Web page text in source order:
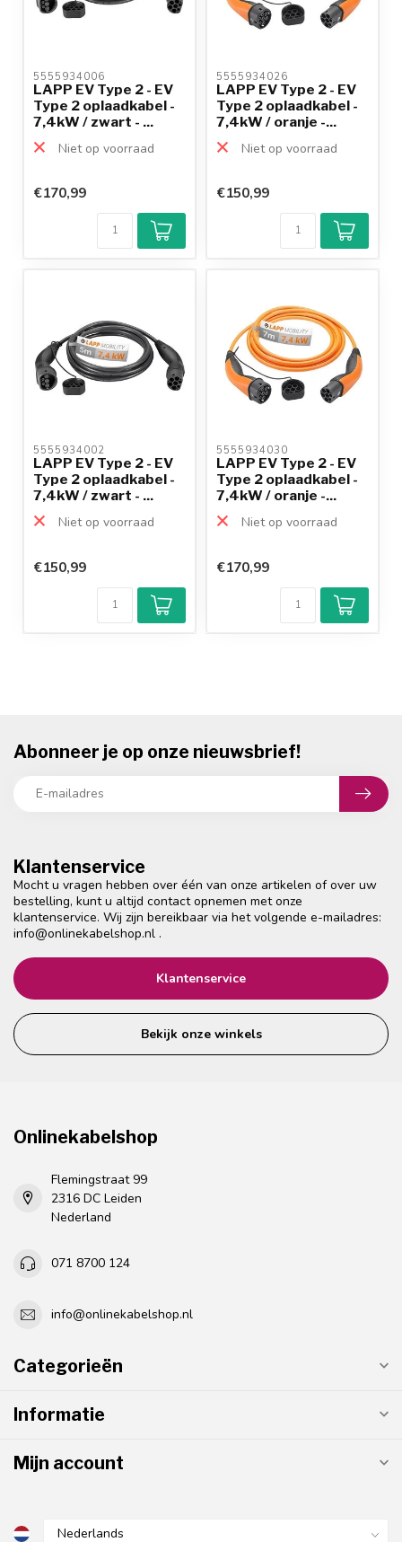
5555934006
LAPP EV Type 2 - EV
Type 2 oplaadkabel -
7,4kW / zwart - ...
Niet op voorraad
€170,99
5555934026
LAPP EV Type 2 - EV
Type 2 oplaadkabel -
7,4kW / oranje -...
Niet op voorraad
€150,99
5555934002
LAPP EV Type 2 - EV
Type 2 oplaadkabel -
7,4kW / zwart - ...
Niet op voorraad
€150,99
5555934030
LAPP EV Type 2 - EV
Type 2 oplaadkabel -
7,4kW / oranje -...
Niet op voorraad
€170,99
Klantenservice
Mocht u vragen hebben over één van onze artikelen of over uw
bestelling, kunt u altijd contact opnemen met onze
klantenservice. Wij zijn bereikbaar via het volgende e-mailadres:
info@onlinekabelshop.nl .
Klantenservice
Bekijk onze winkels
Abonneer je op onze nieuwsbrief!
Onlinekabelshop
Flemingstraat 99
2316 DC Leiden
Nederland
071 8700 124
info@onlinekabelshop.nl
Categorieën
Informatie
Mijn account